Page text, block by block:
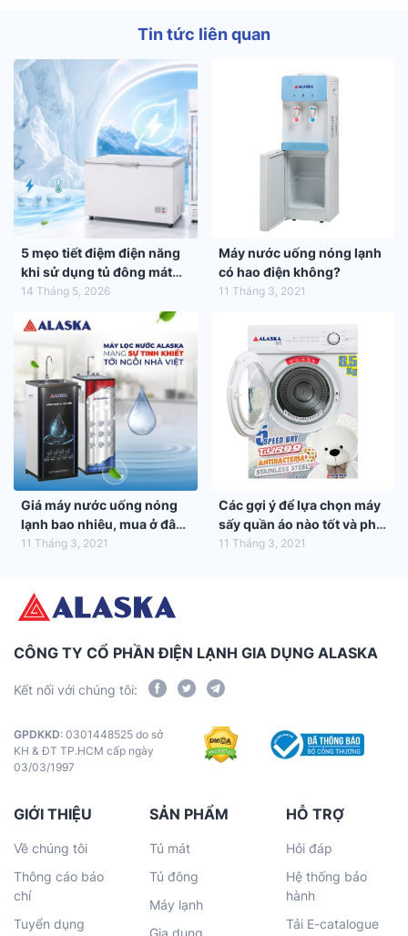
Tin tức liên quan
5 mẹo tiết điệm điện năng
khi sử dụng tủ đông mát
trong mùa hè 2026
14 Tháng 5, 2026
Máy nước uống nóng lạnh
có hao điện không?
11 Tháng 3, 2021
Giá máy nước uống nóng
lạnh bao nhiêu, mua ở đâu
tốt nhất?
11 Tháng 3, 2021
Các gợi ý để lựa chọn máy
sấy quần áo nào tốt và phù
hợp nhất với gia đình bạn
11 Tháng 3, 2021
CÔNG TY CỔ PHẦN ĐIỆN LẠNH GIA DỤNG ALASKA
Kết nối với chúng tôi:
GPDKKD: 0301448525 do sở
KH & ĐT TP.HCM cấp ngày
03/03/1997
GIỚI THIỆU
Về chúng tôi
Thông cáo báo
chí
Tuyển dụng
SẢN PHẨM
Tủ mát
Tủ đông
Máy lạnh
HỖ TRỢ
Hỏi đáp
Hệ thống bảo
hành
Tải E-catalogue